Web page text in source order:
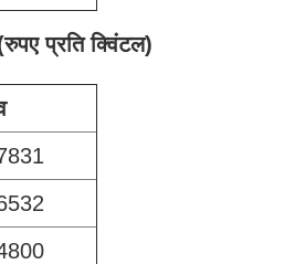
प्रति क्विंटल)